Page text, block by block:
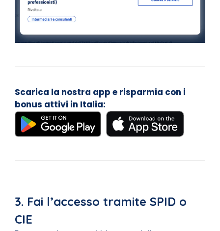
Scarica la nostra app e risparmia con i
bonus attivi in Italia:
3. Fai l’accesso tramite SPID o
CIE